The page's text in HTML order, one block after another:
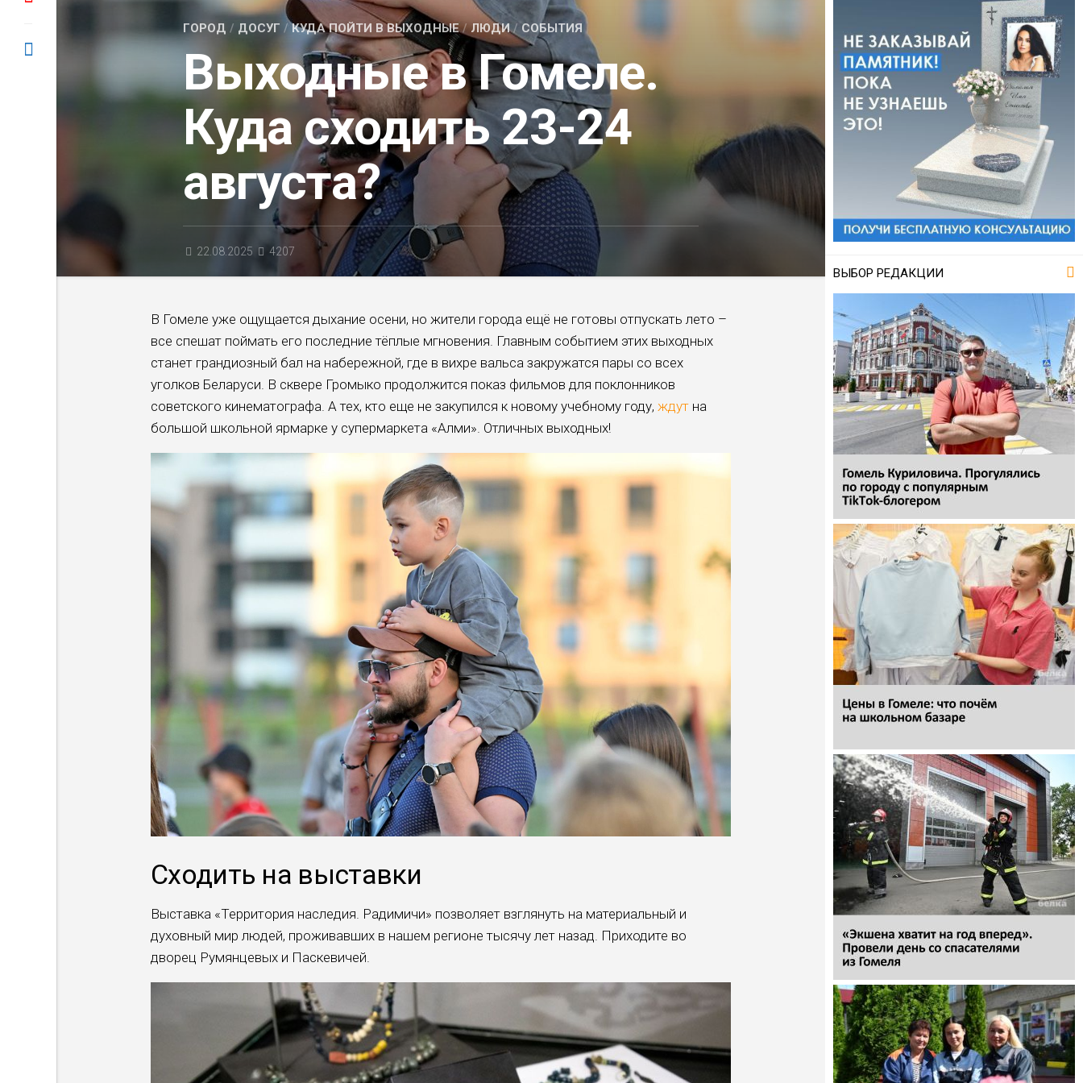
ГОРОД / ДОСУГ /КУДА ПОЙТИ В ВЫХОДНЫЕ/ЛЮДИ/ СОБЫТИЯ
Выходные в Гомеле.
Куда сходить 23-24
августа?
22.08.2025 4207
В Гомеле уже ощущается дыхание осени, но жители города ещё не готовы отпускать лето –
все спешат поймать его последние тёплые мгновения. Главным событием этих выходных
станет грандиозный бал на набережной, где в вихре вальса закружатся пары со всех
уголков Беларуси. В сквере Громыко продолжится показ фильмов для поклонников
советского кинематографа. А тех, кто еще не закупился к новому учебному году, ждут на
большой школьной ярмарке у супермаркета «Алми». Отличных выходных!
Сходить на выставки
Выставка «Территория наследия. Радимичи» позволяет взглянуть на материальный и
духовный мир людей, проживавших в нашем регионе тысячу лет назад. Приходите во
дворец Румянцевых и Паскевичей.
ВЫБОР РЕДАКЦИИ